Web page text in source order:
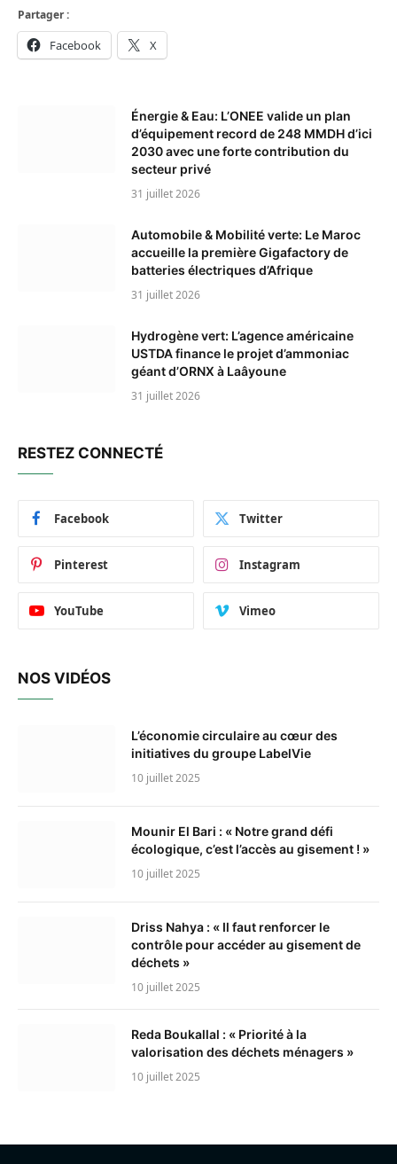
Partager :
Facebook X
Énergie & Eau: L’ONEE valide un plan
d’équipement record de 248 MMDH d’ici
2030 avec une forte contribution du
secteur privé
31 juillet 2026
Automobile & Mobilité verte: Le Maroc
accueille la première Gigafactory de
batteries électriques d’Afrique
31 juillet 2026
Hydrogène vert: L’agence américaine
USTDA finance le projet d’ammoniac
géant d’ORNX à Laâyoune
31 juillet 2026
RESTEZ CONNECTÉ
Facebook Twitter
Pinterest Instagram
YouTube Vimeo
NOS VIDÉOS
L’économie circulaire au cœur des
initiatives du groupe LabelVie
10 juillet 2025
Mounir El Bari : « Notre grand défi
écologique, c’est l’accès au gisement ! »
10 juillet 2025
Driss Nahya : « Il faut renforcer le
contrôle pour accéder au gisement de
déchets »
10 juillet 2025
Reda Boukallal : « Priorité à la
valorisation des déchets ménagers »
10 juillet 2025